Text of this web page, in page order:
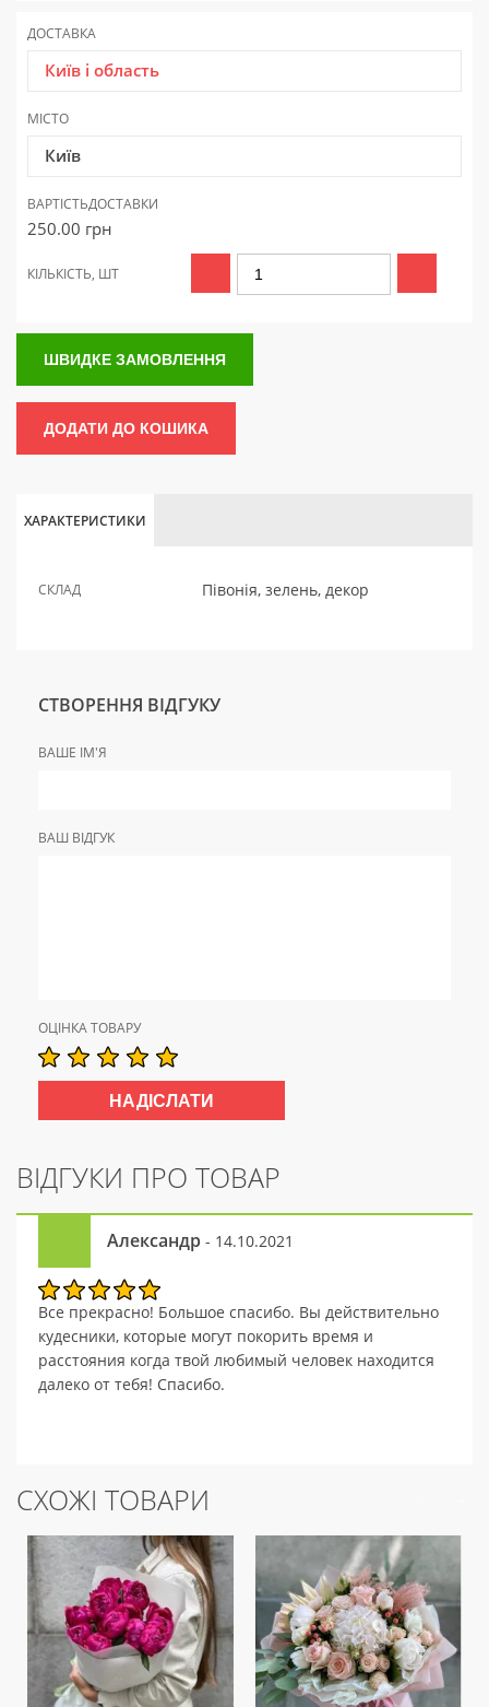
ДОСТАВКА
Київ і область
МІСТО
Київ
ВАРТІСТЬДОСТАВКИ
250.00 грн
КІЛЬКІСТЬ, ШТ
ШВИДКЕ ЗАМОВЛЕННЯ
ДОДАТИ ДО КОШИКА
ХАРАКТЕРИСТИКИ
СКЛАД Півонія, зелень, декор
СТВОРЕННЯ ВІДГУКУ
ВАШЕ ІМ'Я
ВАШ ВІДГУК
ОЦІНКА ТОВАРУ
ВІДГУКИ ПРО ТОВАР
Александр - 14.10.2021
Все прекрасно! Большое спасибо. Вы действительно
кудесники, которые могут покорить время и
расстояния когда твой любимый человек находится
далеко от тебя! Спасибо.
СХОЖІ ТОВАРИ